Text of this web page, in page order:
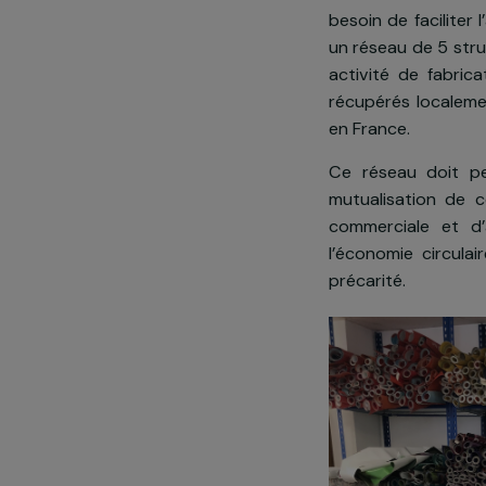
Le projet
Face aux
besoin de
un réseau
activité de
récupérés
en France.
l’économie
précarité.